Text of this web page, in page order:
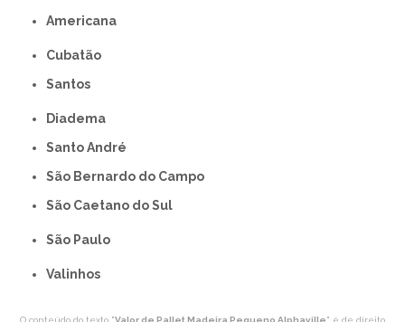
americana
Cubatão
Santos
Diadema
Santo André
São Bernardo do Campo
São Caetano do Sul
São Paulo
Valinhos